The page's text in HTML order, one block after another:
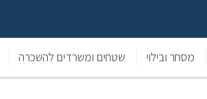
מסחר ובילוי שטחים ומשרדים להשכרה